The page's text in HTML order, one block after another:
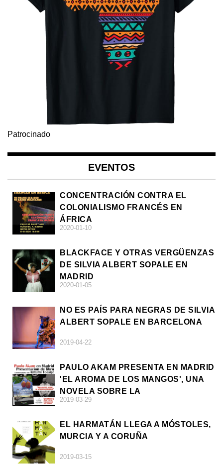
Patrocinado
EVENTOS
CONCENTRACIÓN CONTRA EL
COLONIALISMO FRANCÉS EN
ÁFRICA
2020-01-10
BLACKFACE Y OTRAS VERGÜENZAS
DE SILVIA ALBERT SOPALE EN
MADRID
2020-01-05
NO ES PAÍS PARA NEGRAS DE SILVIA
ALBERT SOPALE EN BARCELONA
2019-04-22
PAULO AKAM PRESENTA EN MADRID
'EL AROMA DE LOS MANGOS', UNA
NOVELA SOBRE LA
AFRODESCENDENCIA
2019-03-29
EL HARMATÁN LLEGA A MÓSTOLES,
MURCIA Y A CORUÑA
2019-03-15